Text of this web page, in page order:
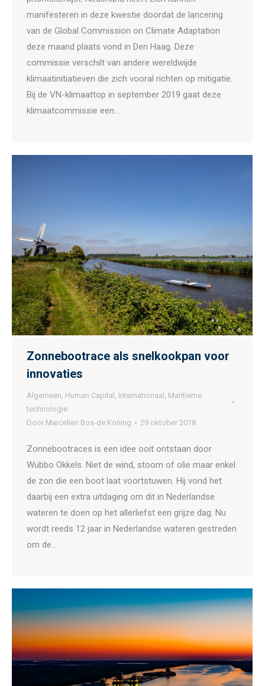
manifesteren in deze kwestie doordat de lancering
van de Global Commission on Climate Adaptation
deze maand plaats vond in Den Haag. Deze
commissie verschilt van andere wereldwijde
klimaatinitiatieven die zich vooral richten op mitigatie.
Bij de VN-klimaattop in september 2019 gaat deze
klimaatcommissie een…
Zonnebootrace als snelkookpan voor
innovaties
Algemeen, Human Capital , Internationaal , Maritieme
technologie
Door Marcelien Bos-de Koning 29 oktober 2018
Zonnebootraces is een idee ooit ontstaan door
Wubbo Okkels. Niet de wind, stoom of olie maar enkel
de zon die een boot laat voortstuwen. Hij vond het
daarbij een extra uitdaging om dit in Nederlandse
wateren te doen op het allerliefst een grijze dag. Nu
wordt reeds 12 jaar in Nederlandse wateren gestreden
om de…